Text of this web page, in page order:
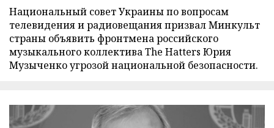
Национальный совет Украины по вопросам
телевидения и радиовещания призвал Минкульт
страны объявить фронтмена российского
музыкального коллектива The Hatters Юрия
Музыченко угрозой национальной безопасности.